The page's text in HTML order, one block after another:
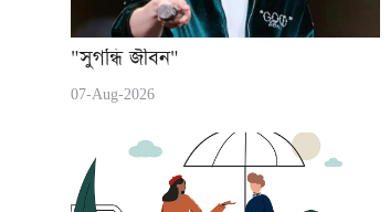
"সুগন্ধি জীবন"
07-Aug-2026